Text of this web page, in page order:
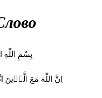
بِسْمِ
اِنَّ اللّٰهَ مَعَ